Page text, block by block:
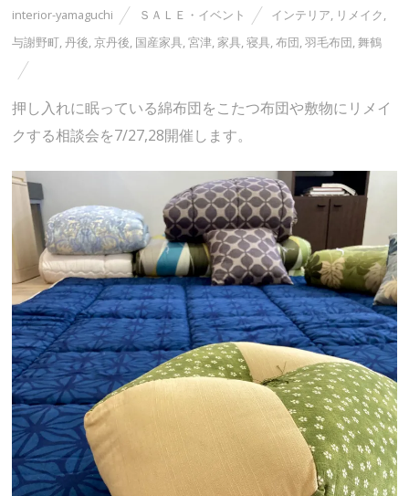
interior-yamaguchi ＳＡＬＥ・イベント インテリア リメイク
与謝野町 ,丹後 ,京丹後 国産家具 ,宮津 ,家具 ,寝具 ,布団 ,羽毛布団 ,舞鶴
押し入れに眠っている綿布団をこたつ布団や敷物にリメイ
クする相談会を7/27,28開催します。